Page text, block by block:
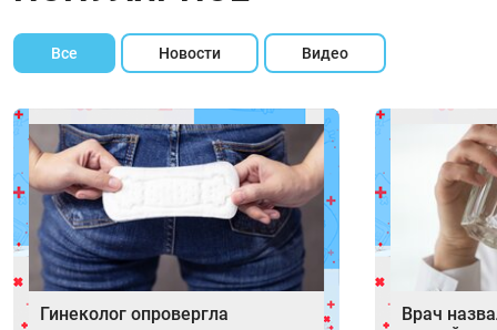
Все Новости Видео
Гинеколог опровергла
Врач